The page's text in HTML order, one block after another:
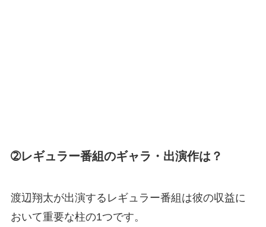
➁レギュラー番組のギャラ・出演作は？
渡辺翔太が出演するレギュラー番組は彼の収益に
おいて重要な柱の1つです。